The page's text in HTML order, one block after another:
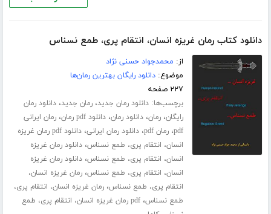
دانلود کتاب رمان غریزه انسان، انتقام پری، طمع نسناس
از: محمدجواد حسنی نژاد
موضوع:دانلود رایگان بهترین رمان‌ها
۲۲۷ صفحه
برچسب‌ها:دانلود رمان جدید،رمان جدید،دانلود رمان
رایگان،رمان،دانلود رمان،دانلود pdf رمان ،رمان ایرانی
pdf،رمان pdf ،دانلود رمان ایرانی،
دانلود pdf رمان غریزه
انسان، انتقام پری، طمع نسناس،دانلود رمان غریزه
انسان، انتقام پری، طمع نسناس،دانلود رمان غریزه
انسان، انتقام پری، طمع نسناس،رمان غریزه انسان،
انتقام پری، طمع نسناس،رمان غریزه انسان، انتقام پری،
طمع نسناس،
pdf رمان غریزه انسان، انتقام پری، طمع